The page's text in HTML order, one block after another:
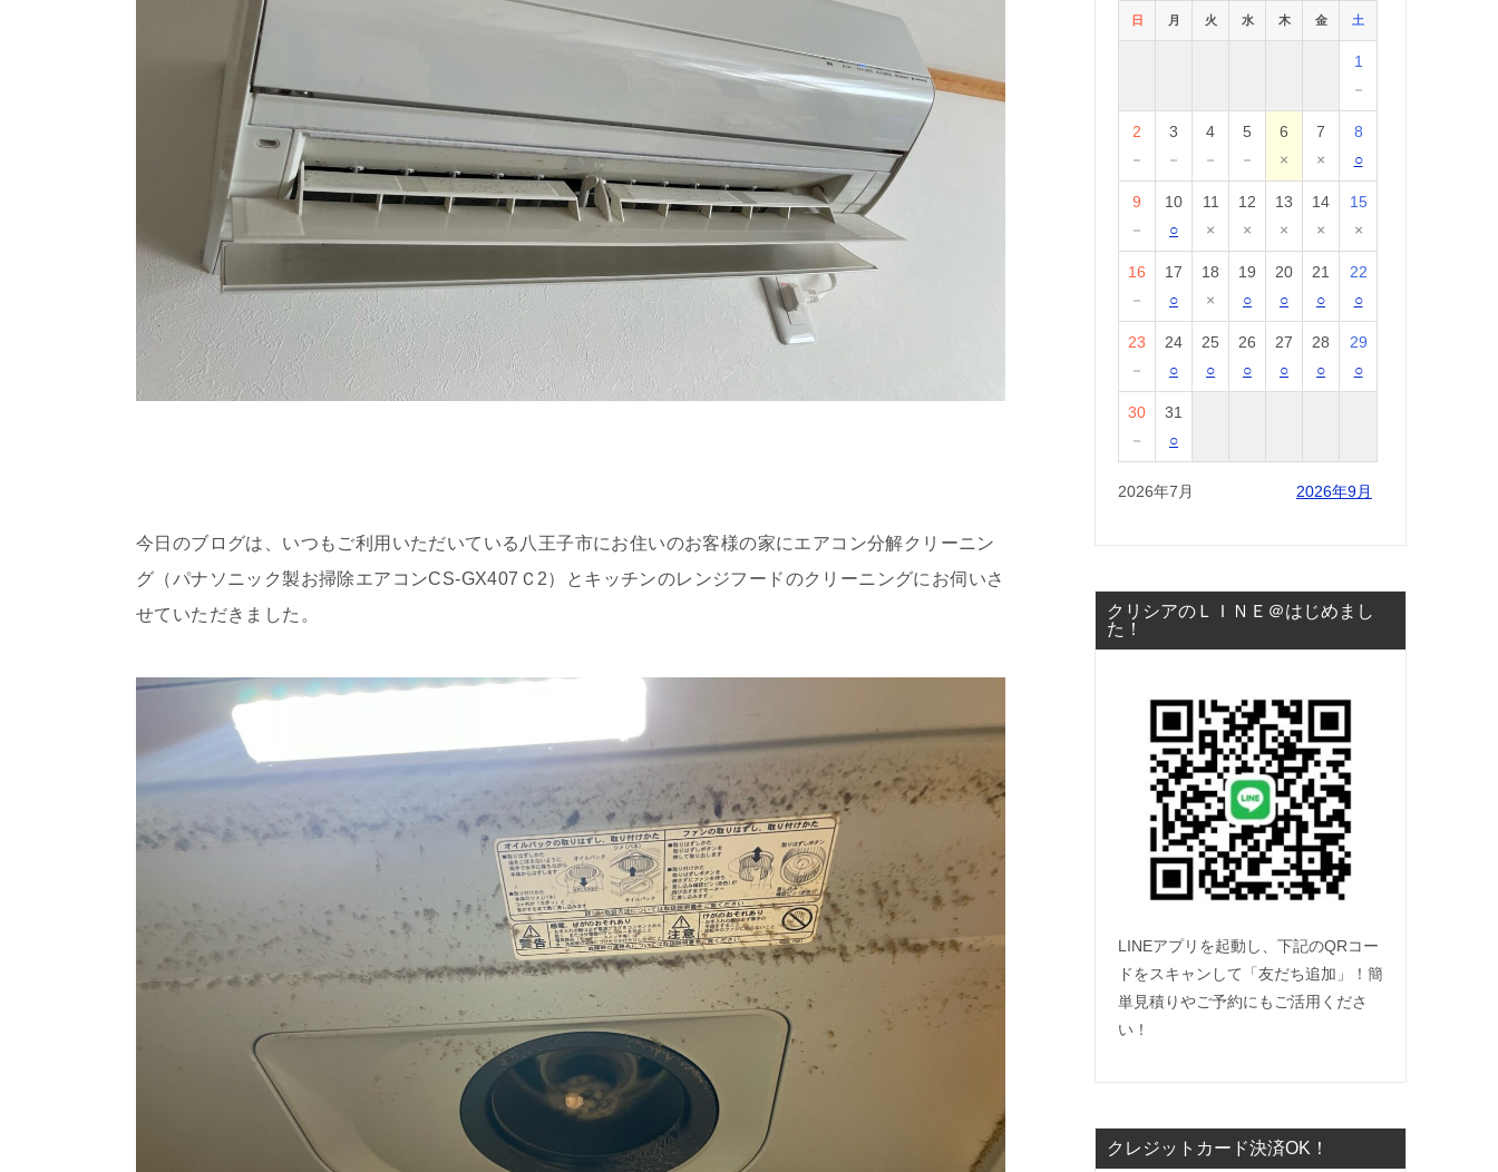
今日のブログは、いつもご利用いただいている八王子市にお住いのお客様の家にエアコン分解クリーニン
グ（パナソニック製お掃除エアコンCS-GX407Ｃ2）とキッチンのレンジフードのクリーニングにお伺いさ
せていただきました。
日 月 火 水 木 金 土
1
－
2
－
3
－
4
－
5
－
6
×
7
×
8
○
9
－
10
○
11
×
12
×
13
×
14
×
15
×
16
－
17
○
18
×
19
○
20
○
21
○
22
○
23
－
24
○
25
○
26
○
27
○
28
○
29
○
30
－
31
○
2026年7月 2026年9月
クリシアのＬＩＮＥ＠はじめまし
た！
LINEアプリを起動し、下記のQRコー
ドをスキャンして「友だち追加」！簡
単見積りやご予約にもご活用くださ
い！
クレジットカード決済OK！